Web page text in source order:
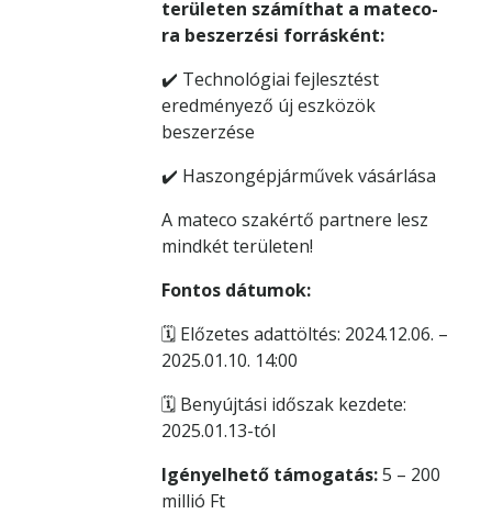
területen számíthat a mateco-
ra beszerzési forrásként:
✔️ Technológiai fejlesztést
eredményező új eszközök
beszerzése
✔️ Haszongépjárművek vásárlása
A mateco szakértő partnere lesz
mindkét területen!
Fontos dátumok:
🗓️ Előzetes adattöltés: 2024.12.06. –
2025.01.10. 14:00
🗓️ Benyújtási időszak kezdete:
2025.01.13-tól
Igényelhető támogatás:5 – 200
millió Ft